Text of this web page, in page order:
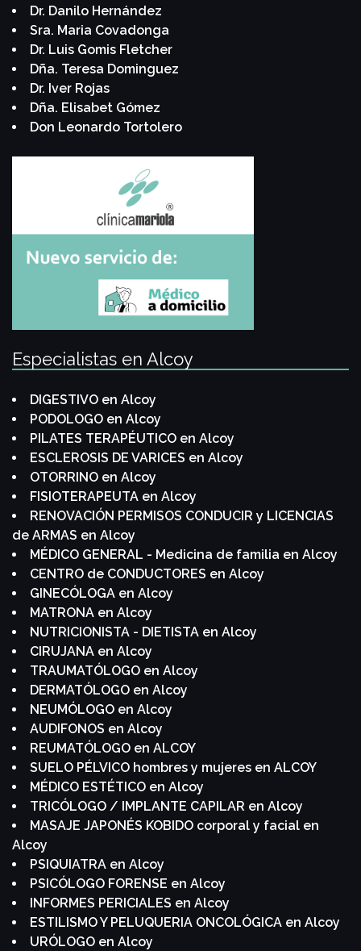
Dr. Danilo Hernández
Sra. Maria Covadonga
Dr. Luis Gomis Fletcher
Dña. Teresa Dominguez
Dr. Iver Rojas
Dña. Elisabet Gómez
Don Leonardo Tortolero
Especialistas en Alcoy
DIGESTIVO en Alcoy
PODOLOGO en Alcoy
PILATES TERAPÉUTICO en Alcoy
ESCLEROSIS DE VARICES en Alcoy
OTORRINO en Alcoy
FISIOTERAPEUTA en Alcoy
RENOVACIÓN PERMISOS CONDUCIR y LICENCIAS
de ARMAS en Alcoy
MÉDICO GENERAL - Medicina de familia en Alcoy
CENTRO de CONDUCTORES en Alcoy
GINECÓLOGA en Alcoy
MATRONA en Alcoy
NUTRICIONISTA - DIETISTA en Alcoy
CIRUJANA en Alcoy
TRAUMATÓLOGO en Alcoy
DERMATÓLOGO en Alcoy
NEUMÓLOGO en Alcoy
AUDIFONOS en Alcoy
REUMATÓLOGO en ALCOY
SUELO PÉLVICO hombres y mujeres en ALCOY
MÉDICO ESTÉTICO en Alcoy
TRICÓLOGO / IMPLANTE CAPILAR en Alcoy
MASAJE JAPONÉS KOBIDO corporal y facial en
Alcoy
PSIQUIATRA en Alcoy
PSICÓLOGO FORENSE en Alcoy
INFORMES PERICIALES en Alcoy
ESTILISMO Y PELUQUERIA ONCOLÓGICA en Alcoy
URÓLOGO en Alcoy